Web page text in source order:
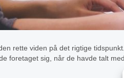
rette viden på det rigtige
foretaget sig, når de havde talt